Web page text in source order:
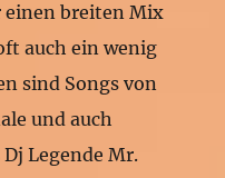
einen breiten Mix
auch ein wenig
sind Songs von
und auch
Legende Mr.